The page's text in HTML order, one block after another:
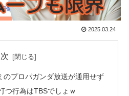
2025.03.24
のプロパガンダ放送が通用せず
つ行為はTBSでしょｗ